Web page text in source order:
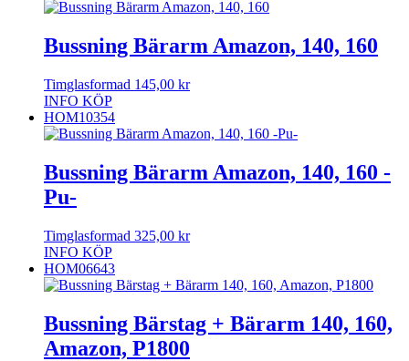
Bussning Bärarm Amazon, 140, 160
Timglasformad 145,00 kr
INFO KÖP
HOM10354
Bussning Bärarm Amazon, 140, 160 -
Pu-
Timglasformad 325,00 kr
INFO KÖP
HOM06643
Bussning Bärstag + Bärarm 140, 160,
Amazon, P1800